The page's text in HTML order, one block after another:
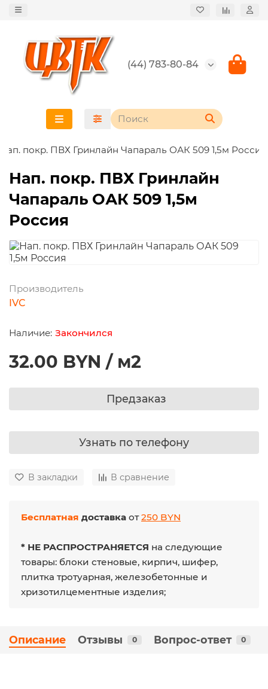
(44) 783-80-84
Нап. покр. ПВХ Гринлайн Чапараль ОАК 509 1,5м Россия
Нап. покр. ПВХ Гринлайн
Чапараль ОАК 509 1,5м
Россия
Производитель
IVC
Закончился
32.00 BYN / м2
Предзаказ
Узнать по телефону
В закладки В сравнение
Бесплатная доставка от250 BYN
* НЕ РАСПРОСТРАНЯЕТСЯ на следующие
товары: блоки стеновые, кирпич, шифер,
плитка тротуарная, железобетонные и
хризотилцементные изделия;
Описание Отзывы 0 Вопрос-ответ 0